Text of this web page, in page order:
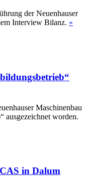
der Neuenhauser
Interview Bilanz. »
Maschinenbau
ausgezeichnet worden.
in Dalum